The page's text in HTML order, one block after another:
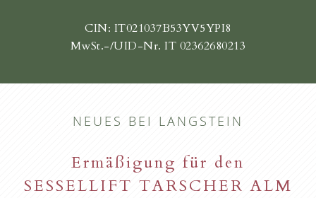
CIN: IT021037B53YV5YPI8
MwSt.-/UID-Nr. IT 02362680213
NEUES BEI LANGSTEIN
Ermäßigung für den
SESSELLIFT TARSCHER ALM